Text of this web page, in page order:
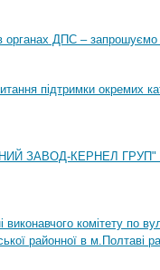
в органах ДПС –
підтримки окремих
ЗАВОД-КЕРНЕЛ ГРУП"
комітету по
районної в м.Полтаві